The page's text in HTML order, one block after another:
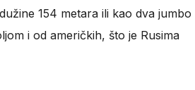
154 metara ili kao dva jumbo
i od američkih, što je Rusima